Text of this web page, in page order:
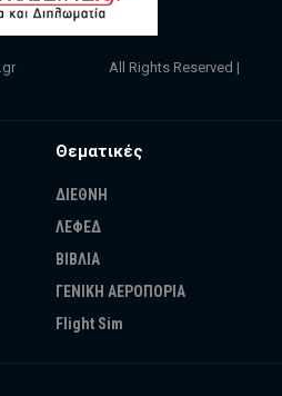
All Rights Reserved |
Θεματικές
ΔΙΕΘΝΗ
ΛΕΦΕΔ
ΒΙΒΛΙΑ
ΓΕΝΙΚΗ ΑΕΡΟΠΟΡΙΑ
Flight Sim